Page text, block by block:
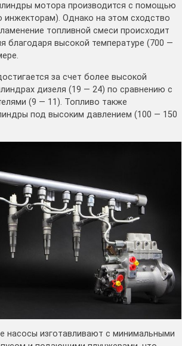
мотора производится с помощью
инжекторам). Однако на этом сходство
топливной смеси происходит
благодаря высокой температуре (700 —
за счет более высокой
дизеля (19 — 24) по сравнению с
(9 — 11). Топливо также
под высоким давлением (100 — 150
насосы изготавливают с минимальными